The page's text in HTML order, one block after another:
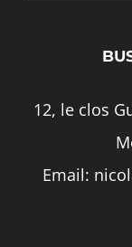
12, le clos
Email: